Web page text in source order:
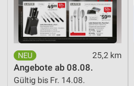
25,2 km
Angebote ab 08.08.
Gültig bis Fr. 14.08.